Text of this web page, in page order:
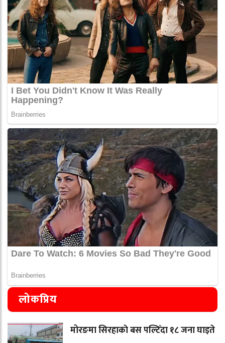
लोकप्रिय
मोरङमा सिरहाकाे बस पल्टिँदा १८ जना घाइते